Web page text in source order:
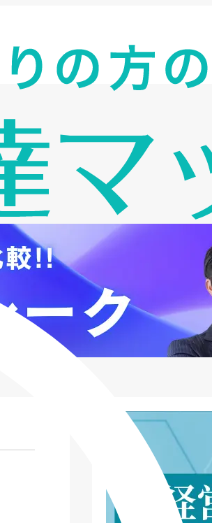
かる特徴・発
エポスカード
した圧倒的メリ
エポスカード
使い道を最大
エポスカード
員限定優待の
エポスカード
キャッシング
エポスカード
旅行・ショッ
ンライン申し込
エポスカード
とめ｜実際の
メリット